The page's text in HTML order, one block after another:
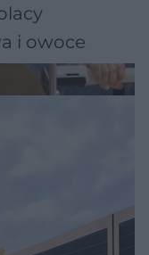
i owoce